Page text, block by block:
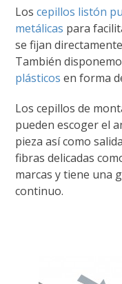
Loscepillos listón
metálicas para
se fijan
También
plásticos en forma
Los cepillos de
pueden escoger el
pieza así como
fibras delicadas
marcas y tiene una
continuo.